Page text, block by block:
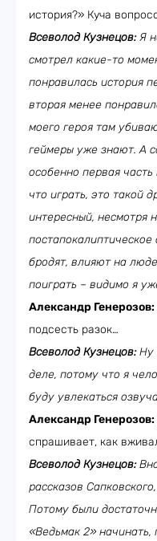
история?» Куча
Всеволод Кузнецов:Я
смотрел какие-то
понравилась история
вторая менее
моего героя там
геймеры уже знают. А
особенно первая
что играть, это такой
интересный, несмотря
бродят, влияют на
поиграть – видимо я
Александр Генерозов:
подсесть разок…
Всеволод Кузнецов:Ну
деле, потому что я
буду увлекаться
Александр Генерозов:
спрашивает, как
Всеволод Кузнецов:
рассказов
Потому были
«Ведьмак 2» начинать,